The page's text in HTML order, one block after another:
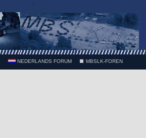
NEDERLANDS FORUM MBSLK-FOREN